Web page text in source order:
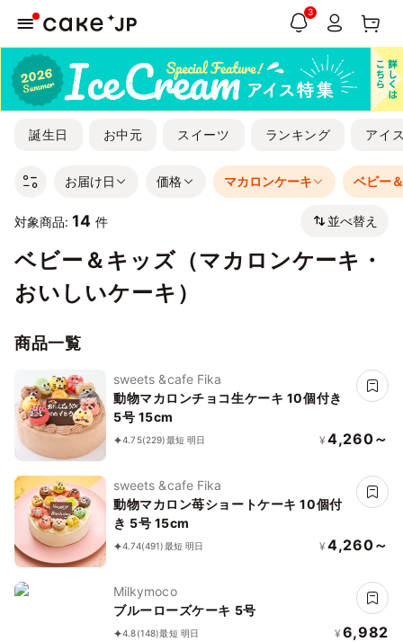
3
誕生日 お中元 スイーツ ランキング アイ
お届け日 価格 マカロンケーキ ベビー
対象商品: 14 件 並べ替え
ベビー＆キッズ（マカロンケーキ・
おいしいケーキ）
商品一覧
sweets &cafe Fika
動物マカロンチョコ生ケーキ 10個付き
5号 15cm
4.75(229)最短 明日 ¥ 4,260～
sweets &cafe Fika
動物マカロン苺ショートケーキ 10個付
き 5号 15cm
4.74(491)最短 明日 ¥ 4,260～
Milkymoco
ブルーローズケーキ 5号
4.8(148)最短 明日 ¥ 6,982